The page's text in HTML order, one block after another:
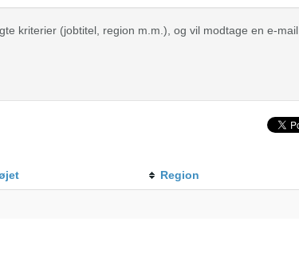
kriterier (jobtitel, region m.m.), og vil modtage en e-mail
Region